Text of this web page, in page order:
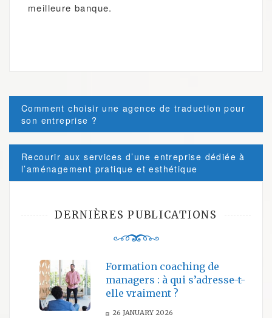
meilleure banque.
Post
navigation
Comment choisir une agence de traduction pour
son entreprise ?
Recourir aux services d’une entreprise dédiée à
l’aménagement pratique et esthétique
DERNIÈRES PUBLICATIONS
Formation coaching de
managers : à qui s’adresse-t-
elle vraiment ?
26 JANUARY 2026